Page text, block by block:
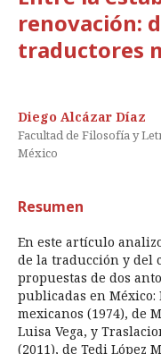
renovación:
traductores
Diego Alcázar Díaz
Facultad de Filosofía y
México
Resumen
En este artículo
de la traducción y del
propuestas de dos
publicadas en México:
mexicanos (1974), de
Luisa Vega, y
(2011), de Tedi López